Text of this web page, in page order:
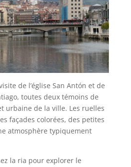
de l’église San Antón et de
toutes deux témoins de
urbaine de la ville. Les ruelles
façades colorées, des petites
atmosphère typiquement
la ria pour explorer le